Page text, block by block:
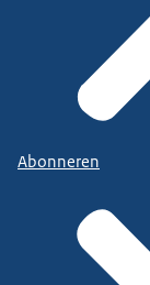
Abonneren